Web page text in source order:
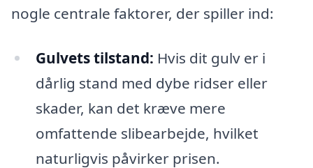
nogle centrale faktorer, der spiller ind:
Gulvets tilstand: Hvis dit gulv er i
dårlig stand med dybe ridser eller
skader, kan det kræve mere
omfattende slibearbejde, hvilket
naturligvis påvirker prisen.